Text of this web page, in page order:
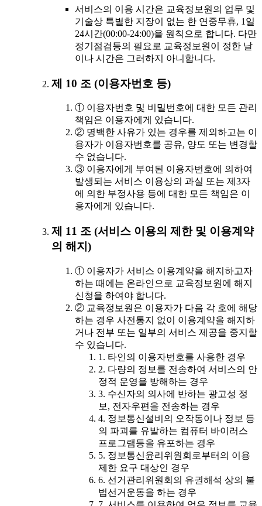
서비스의 이용 시간은 교육정보원의 업무 및
기술상 특별한 지장이 없는 한 연중무휴, 1일
24시간(00:00-24:00)을 원칙으로 합니다. 다만
정기점검등의 필요로 교육정보원이 정한 날
이나 시간은 그러하지 아니합니다.
제 10 조 (이용자번호 등)
① 이용자번호 및 비밀번호에 대한 모든 관리
책임은 이용자에게 있습니다.
② 명백한 사유가 있는 경우를 제외하고는 이
용자가 이용자번호를 공유, 양도 또는 변경할
수 없습니다.
③ 이용자에게 부여된 이용자번호에 의하여
발생되는 서비스 이용상의 과실 또는 제3자
에 의한 부정사용 등에 대한 모든 책임은 이
용자에게 있습니다.
제 11 조 (서비스 이용의 제한 및 이용계약
의 해지)
① 이용자가 서비스 이용계약을 해지하고자
하는 때에는 온라인으로 교육정보원에 해지
신청을 하여야 합니다.
② 교육정보원은 이용자가 다음 각 호에 해당
하는 경우 사전통지 없이 이용계약을 해지하
거나 전부 또는 일부의 서비스 제공을 중지할
수 있습니다.
1. 타인의 이용자번호를 사용한 경우
2. 다량의 정보를 전송하여 서비스의 안
정적 운영을 방해하는 경우
3. 수신자의 의사에 반하는 광고성 정
보, 전자우편을 전송하는 경우
4. 정보통신설비의 오작동이나 정보 등
의 파괴를 유발하는 컴퓨터 바이러스
프로그램등을 유포하는 경우
5. 정보통신윤리위원회로부터의 이용
제한 요구 대상인 경우
6. 선거관리위원회의 유권해석 상의 불
법선거운동을 하는 경우